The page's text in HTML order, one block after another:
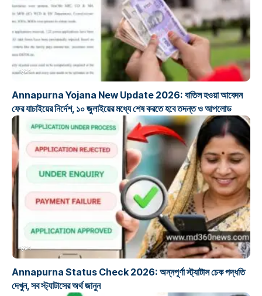
প্রকল্প
Annapurna Yojana New Update 2026: বাতিল হওয়া আবেদন
ফের যাচাইয়ের নির্দেশ, ১০ জুলাইয়ের মধ্যে শেষ করতে হবে তদন্ত ও আপলোড
প্রকল্প
Annapurna Status Check 2026: অন্নপূর্ণা স্ট্যাটাস চেক পদ্ধতি
দেখুন, সব স্ট্যাটাসের অর্থ জানুন